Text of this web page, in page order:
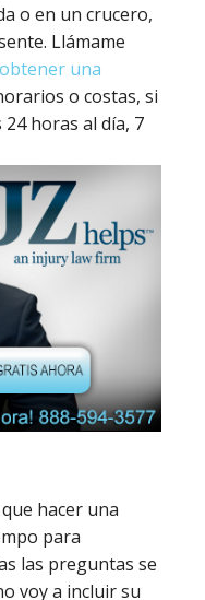
o en un crucero,
Llámame
obtener una
o costas, si
horas al día, 7
hacer una
para
las preguntas se
voy a incluir su